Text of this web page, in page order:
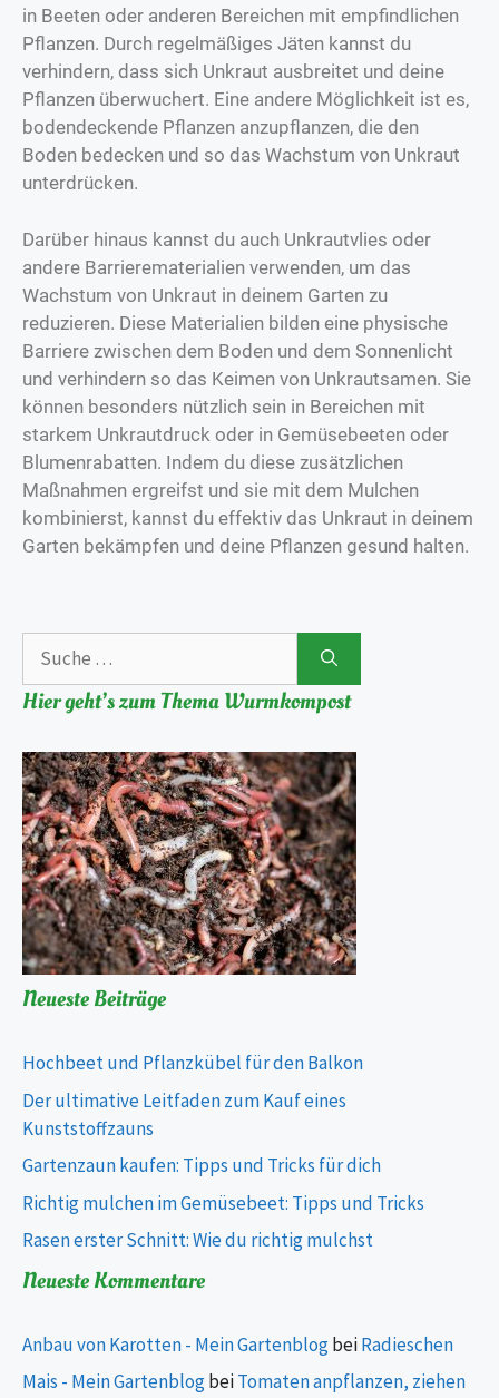
in Beeten oder anderen Bereichen mit empfindlichen
Pflanzen. Durch regelmäßiges Jäten kannst du
verhindern, dass sich Unkraut ausbreitet und deine
Pflanzen überwuchert. Eine andere Möglichkeit ist es,
bodendeckende Pflanzen anzupflanzen, die den
Boden bedecken und so das Wachstum von Unkraut
unterdrücken.
Darüber hinaus kannst du auch Unkrautvlies oder
andere Barrierematerialien verwenden, um das
Wachstum von Unkraut in deinem Garten zu
reduzieren. Diese Materialien bilden eine physische
Barriere zwischen dem Boden und dem Sonnenlicht
und verhindern so das Keimen von Unkrautsamen. Sie
können besonders nützlich sein in Bereichen mit
starkem Unkrautdruck oder in Gemüsebeeten oder
Blumenrabatten. Indem du diese zusätzlichen
Maßnahmen ergreifst und sie mit dem Mulchen
kombinierst, kannst du effektiv das Unkraut in deinem
Garten bekämpfen und deine Pflanzen gesund halten.
Hier geht’s zum Thema Wurmkompost
Neueste Beiträge
Hochbeet und Pflanzkübel für den Balkon
Der ultimative Leitfaden zum Kauf eines
Kunststoffzauns
Gartenzaun kaufen: Tipps und Tricks für dich
Richtig mulchen im Gemüsebeet: Tipps und Tricks
Rasen erster Schnitt: Wie du richtig mulchst
Neueste Kommentare
Anbau von Karotten - Mein GartenblogbeiRadieschen
Mais - Mein GartenblogbeiTomaten anpflanzen, ziehen